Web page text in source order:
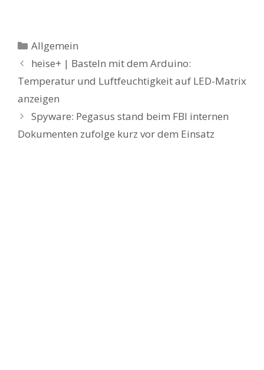
Kategorien
Allgemein
heise+ | Basteln mit dem Arduino:
Temperatur und Luftfeuchtigkeit auf LED-Matrix
anzeigen
Spyware: Pegasus stand beim FBI internen
Dokumenten zufolge kurz vor dem Einsatz